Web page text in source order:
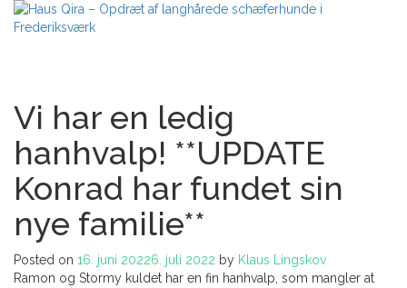
Skip
Vi har en ledig
hanhvalp! **UPDATE
Konrad har fundet sin
nye familie**
Posted on 16. juni 20226. juli 2022 by Klaus Lingskov
Ramon og Stormy kuldet har en fin hanhvalp, som mangler at